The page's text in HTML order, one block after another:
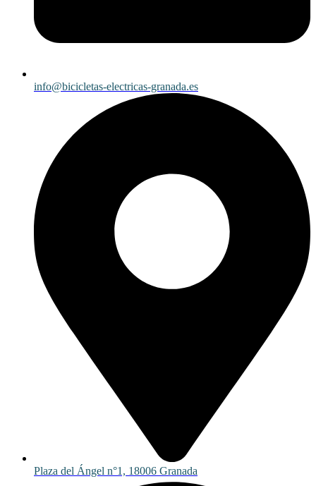
info@bicicletas-electricas-granada.es
Plaza del Ángel n°1, 18006 Granada